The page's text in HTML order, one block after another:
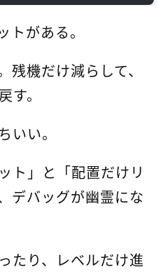
トがある。
残機だけ減らして、
。
いい。
ト」と「配置だけリ
デバッグが幽霊にな
たり、レベルだけ進